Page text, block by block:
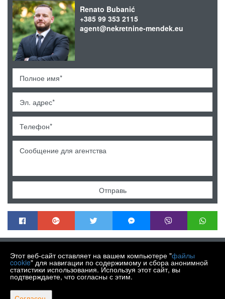
Renato Bubanić
+385 99 353 2115
agent@nekretnine-mendek.eu
Отправь
Trg Matije Gupca 21, Varaždin HR-42000
+385 99 430 9770
info@nekretnine-mendek.eu
Этот веб-сайт оставляет на вашем компьютере "файлы
cookie" для навигации по содержимому и сбора анонимной
статистики использования. Используя этот сайт, вы
подтверждаете, что согласны с этим.